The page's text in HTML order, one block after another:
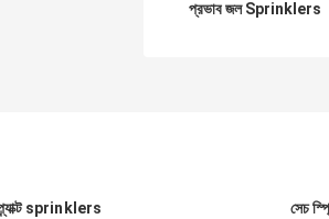
প্রভাব জল Sprinklers
sprinklers সেচ